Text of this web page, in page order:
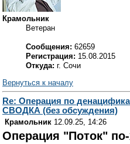
Крамольник
Ветеран
Сообщения: 62659
Регистрация: 15.08.2015
Откуда: г. Сочи
Вернуться к началу
Re: Операция по
СВОДКА (без обсуждения)
Крамольник 12.09.25, 14:26
Операция "Поток"